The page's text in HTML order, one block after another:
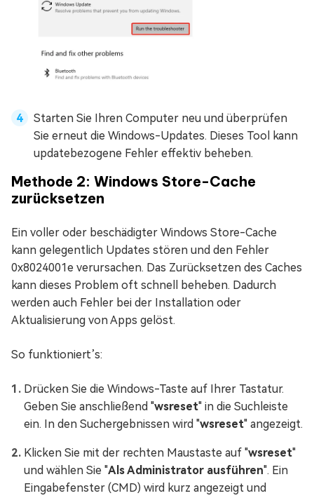
Starten Sie Ihren Computer neu und überprüfen
Sie erneut die Windows-Updates. Dieses Tool kann
updatebezogene Fehler effektiv beheben.
Methode 2: Windows Store-Cache
zurücksetzen
Ein voller oder beschädigter Windows Store-Cache
kann gelegentlich Updates stören und den Fehler
0x8024001e verursachen. Das Zurücksetzen des Caches
kann dieses Problem oft schnell beheben. Dadurch
werden auch Fehler bei der Installation oder
Aktualisierung von Apps gelöst.
So funktioniert’s:
Drücken Sie die Windows-Taste auf Ihrer Tastatur.
Geben Sie anschließend "wsreset" in die Suchleiste
ein. In den Suchergebnissen wird "wsreset" angezeigt.
Klicken Sie mit der rechten Maustaste auf "wsreset"
und wählen Sie "Als Administrator ausführen". Ein
Eingabefenster (CMD) wird kurz angezeigt und